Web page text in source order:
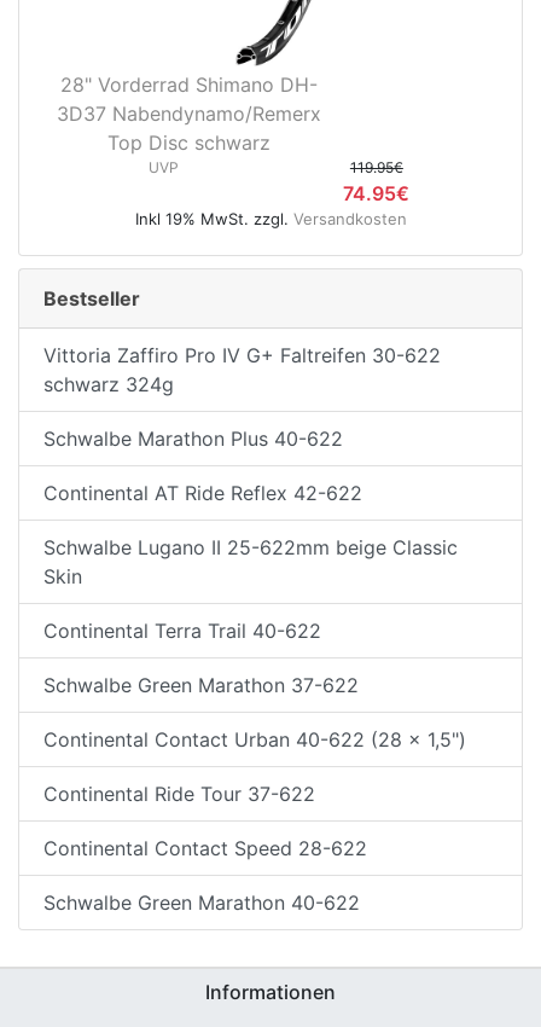
28" Vorderrad Shimano DH-
3D37 Nabendynamo/Remerx
Top Disc schwarz
UVP 119.95€
74.95€
Inkl 19% MwSt. zzgl. Versandkosten
Bestseller
Vittoria Zaffiro Pro IV G+ Faltreifen 30-622
schwarz 324g
Schwalbe Marathon Plus 40-622
Continental AT Ride Reflex 42-622
Schwalbe Lugano II 25-622mm beige Classic
Skin
Continental Terra Trail 40-622
Schwalbe Green Marathon 37-622
Continental Contact Urban 40-622 (28 x 1,5")
Continental Ride Tour 37-622
Continental Contact Speed 28-622
Schwalbe Green Marathon 40-622
Informationen